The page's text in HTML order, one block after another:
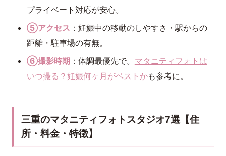
プライベート対応が安心。
⑤アクセス ：妊娠中の移動のしやすさ・駅からの
距離・駐車場の有無。
⑥撮影時期 ：体調最優先で。 マタニティフォトは
いつ撮る？妊娠何ヶ月がベストかも参考に。
三重のマタニティフォトスタジオ7選【住
所・料金・特徴】